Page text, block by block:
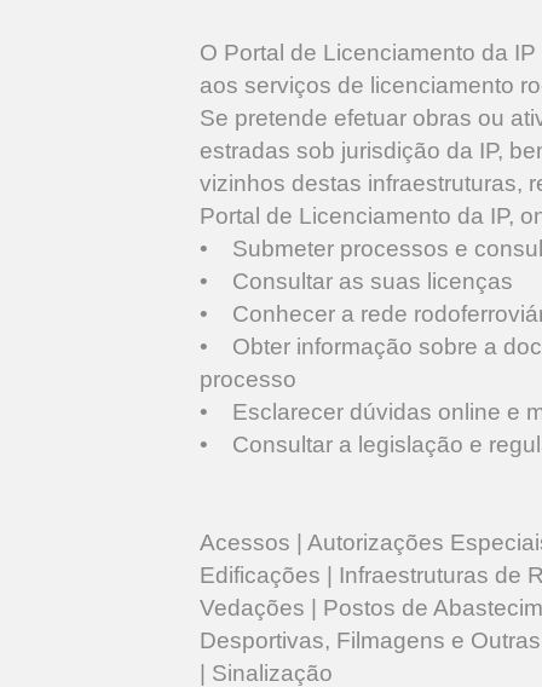
O Portal de Licenciamento da
aos serviços de licenciamento
Se pretende efetuar obras ou
estradas sob jurisdição da IP,
vizinhos destas infraestruturas,
Portal de Licenciamento da IP,
• Submeter processos e
• Consultar as suas licenças
• Conhecer a rede
• Obter informação sobre a
processo
• Esclarecer dúvidas online e
• Consultar a legislação e
Acessos | Autorizações
Edificações | Infraestruturas de
Vedações | Postos de
Desportivas, Filmagens e
| Sinalização